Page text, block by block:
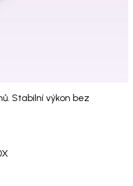
Stabilní výkon bez